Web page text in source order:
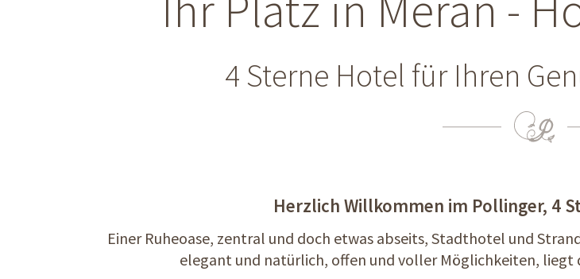
4 Sterne Hotel für Ihren
Herzlich Willkommen im Pollinger, 4
Einer Ruheoase, zentral und doch etwas abseits, Stadthotel und
elegant und natürlich, offen und voller Möglichkeiten, liegt